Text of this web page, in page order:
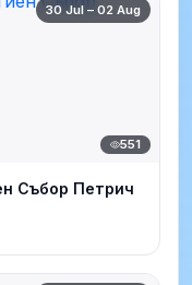
30 Jul – 02 Aug
551
Събор Петрич